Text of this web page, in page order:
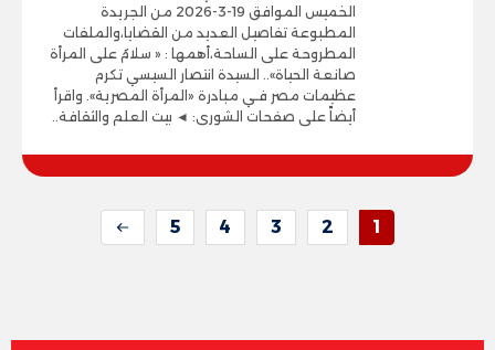
الخميس الموافق 19-3-2026 من الجريدة
المطبوعة تفاصيل العديد من القضايا،والملفات
المطروحة على الساحة،أهمها : « سلامٌ على المرأة
صانعة الحياة».. السيدة انتصار السيسي تكرم
عظيمات مصر فـي مبادرة «المرأة المصرية». واقرأ
أيضاً على صفحات الشورى: ◄ بيت العلم والثقافة..
1
2
3
4
5